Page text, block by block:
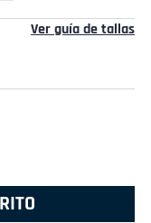
Ver guía de tallas